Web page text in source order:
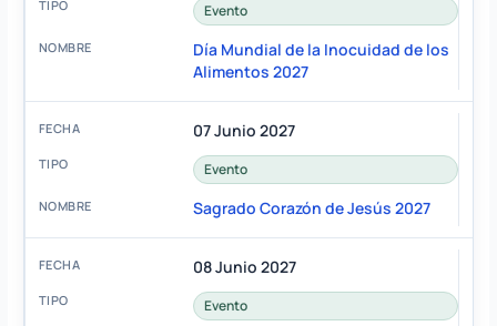
Evento
Día Mundial de la Inocuidad de los
Alimentos 2027
07 Junio 2027
Evento
Sagrado Corazón de Jesús 2027
08 Junio 2027
Evento